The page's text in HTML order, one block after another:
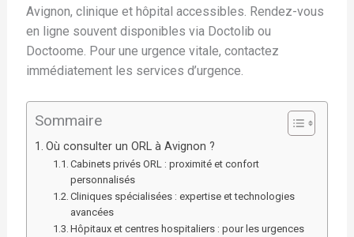
Avignon, clinique et hôpital accessibles. Rendez-vous
en ligne souvent disponibles via Doctolib ou
Doctoome. Pour une urgence vitale, contactez
immédiatement les services d’urgence.
Sommaire
Où consulter un ORL à Avignon ?
Cabinets privés ORL : proximité et confort
personnalisés
Cliniques spécialisées : expertise et technologies
avancées
Hôpitaux et centres hospitaliers : pour les urgences